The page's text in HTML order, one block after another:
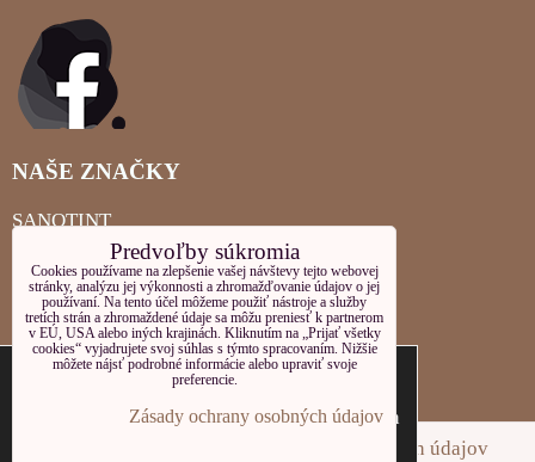
NAŠE ZNAČKY
SANOTINT
MIGLIORIN
LOCHERBER PLEŤOVÁ KOZMETIKA
LOCHERBER TELOVÁ KOZMETIKA
LOCHERBER MILANO
Zásady ochrany osobných údajov
Predvoľby súkromia
Cookies používame na zlepšenie vašej návštevy tejto webovej
stránky, analýzu jej výkonnosti a zhromažďovanie údajov o jej
používaní. Na tento účel môžeme použiť nástroje a služby
tretích strán a zhromaždené údaje sa môžu preniesť k partnerom
v EÚ, USA alebo iných krajinách. Kliknutím na „Prijať všetky
cookies“ vyjadrujete svoj súhlas s týmto spracovaním. Nižšie
môžete nájsť podrobné informácie alebo upraviť svoje
preferencie.
Zásady ochrany osobných údajov
Tieto internetové stránky používajú súbory
cookies. Bližšie informácie o používaných
súboroch cookies a ako je možné zabrániť ich